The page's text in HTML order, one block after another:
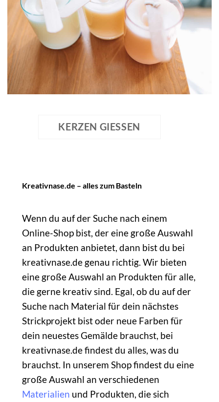
KERZEN GIESSEN
Kreativnase.de – alles zum Basteln
Wenn du auf der Suche nach einem
Online-Shop bist, der eine große Auswahl
an Produkten anbietet, dann bist du bei
kreativnase.de genau richtig. Wir bieten
eine große Auswahl an Produkten für alle,
die gerne kreativ sind. Egal, ob du auf der
Suche nach Material für dein nächstes
Strickprojekt bist oder neue Farben für
dein neuestes Gemälde brauchst, bei
kreativnase.de findest du alles, was du
brauchst. In unserem Shop findest du eine
große Auswahl an verschiedenen
Materialien und Produkten, die sich